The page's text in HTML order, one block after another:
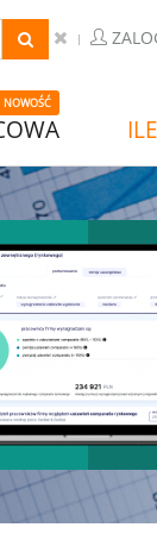
NOWOŚĆ